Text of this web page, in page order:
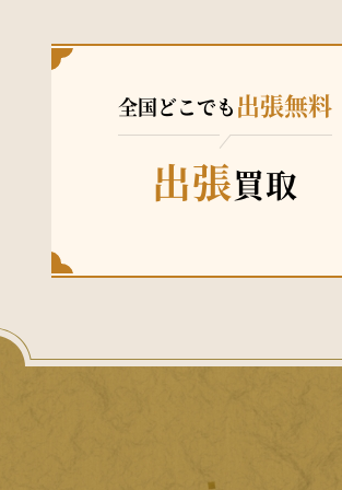
全国どこでも出張無料
出張買取